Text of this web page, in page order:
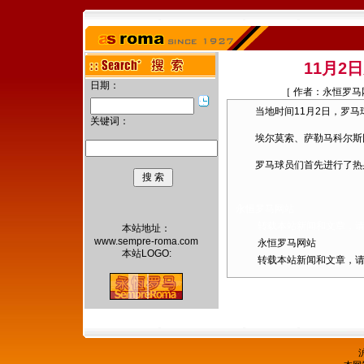
日期：
关键词：
本站地址：
www.sempre-roma.com
本站LOGO:
11月2
［ 作者：永恒
当地时间11月2日，罗马
埃尔莫索、萨勒马科尔斯
罗马球员们首先进行了热
永恒罗马网站
转载本站新闻和文章，请